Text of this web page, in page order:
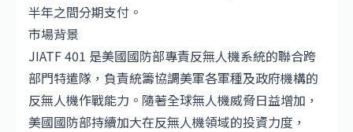
半年之間分期支付。
市場背景
JIATF 401 是美國國防部專責反無人機系統的聯合跨
部門特遣隊，負責統籌協調美軍各軍種及政府機構的
反無人機作戰能力。隨著全球無人機威脅日益增加，
美國國防部持續加大在反無人機領域的投資力度，